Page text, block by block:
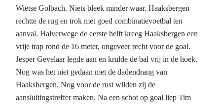
Wietse Golbach. Niets bleek minder waar. Haaksbergen
rechtte de rug en trok met goed combinatievoetbal ten
aanval. Halverwege de eerste helft kreeg Haaksbergen een
vrije trap rond de 16 meter, ongeveer recht voor de goal.
Jesper Gevelaar legde aan en krulde de bal vrij in de hoek.
Nog was het niet gedaan met de dadendrang van
Haaksbergen. Nog voor de rust wilden zij de
aansluitingstreffer maken. Na een schot op goal liep Tim